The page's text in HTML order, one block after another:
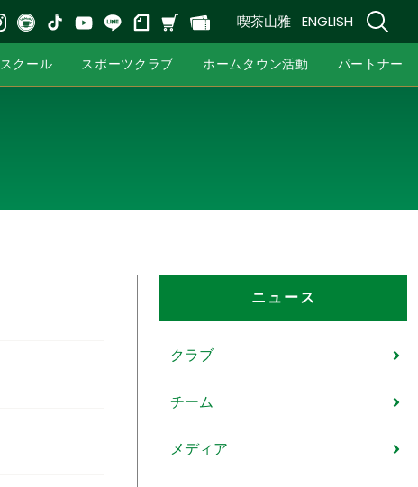
喫茶山雅 ENGLISH
スクール スポーツクラブ ホームタウン活動 パートナー
ニュース
クラブ
チーム
メディア